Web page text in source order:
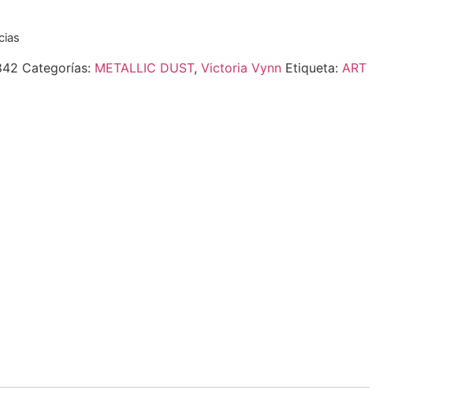
Categorías: METALLIC DUST, Victoria Vynn Etiqueta: ART